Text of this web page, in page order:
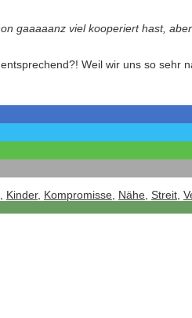
gaaaaanz viel kooperiert hast,
Weil wir uns so sehr
, Kinder, Kompromisse, Nähe, Streit,